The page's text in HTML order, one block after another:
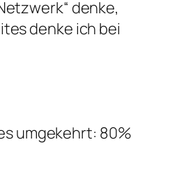
denke,
denke ich bei
umgekehrt: 80%